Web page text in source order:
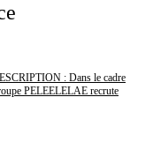
: Dans le cadre
PELEELELAE recrute